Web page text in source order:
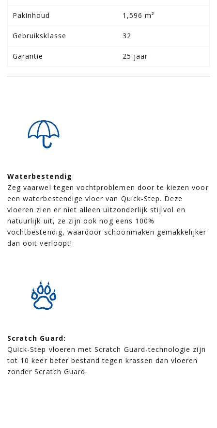
Pakinhoud 1,596 m²
Gebruiksklasse 32
Garantie 25 jaar
Waterbestendig
Zeg vaarwel tegen vochtproblemen door te kiezen voor
een waterbestendige vloer van Quick-Step. Deze
vloeren zien er niet alleen uitzonderlijk stijlvol en
natuurlijk uit, ze zijn ook nog eens 100%
vochtbestendig, waardoor schoonmaken gemakkelijker
dan ooit verloopt!
Scratch Guard:
Quick-Step vloeren met Scratch Guard-technologie zijn
tot 10 keer beter bestand tegen krassen dan vloeren
zonder Scratch Guard.